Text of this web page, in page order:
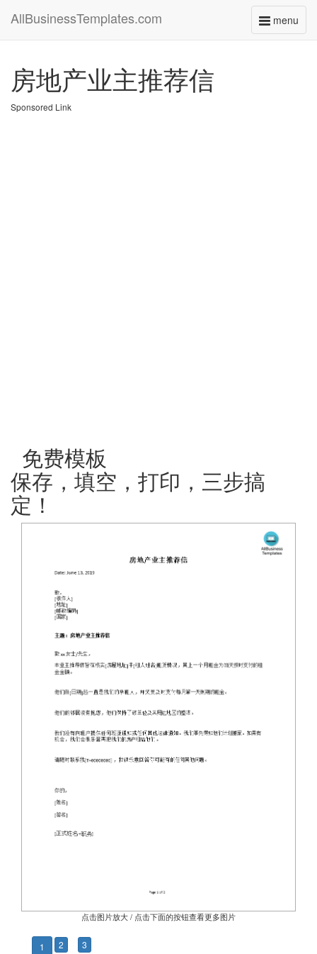
menu
Toggle
AllBusinessTemplates.com
房地产业主推荐信
Sponsored Link
免费模板
保存，填空，打印，三步搞
定！
点击图片放大 / 点击下面的按钮查看更多图片
1 2 3